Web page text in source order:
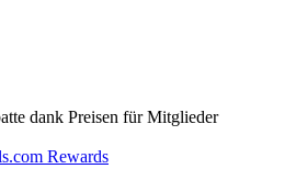
dank Preisen für Mitglieder
Rewards